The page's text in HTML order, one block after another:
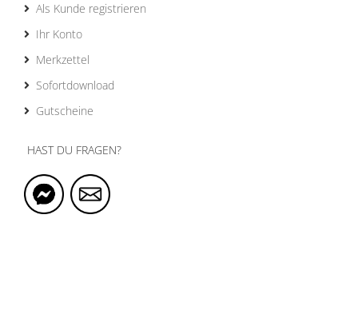
Als Kunde registrieren
Ihr Konto
Merkzettel
Sofortdownload
Gutscheine
HAST DU FRAGEN?